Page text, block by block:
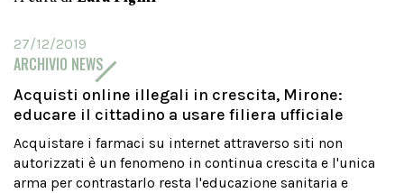
27/12/2019
ARCHIVIO NEWS
Acquisti online illegali in crescita, Mirone:
educare il cittadino a usare filiera ufficiale
Acquistare i farmaci su internet attraverso siti non
autorizzati è un fenomeno in continua crescita e l'unica
arma per contrastarlo resta l'educazione sanitaria e